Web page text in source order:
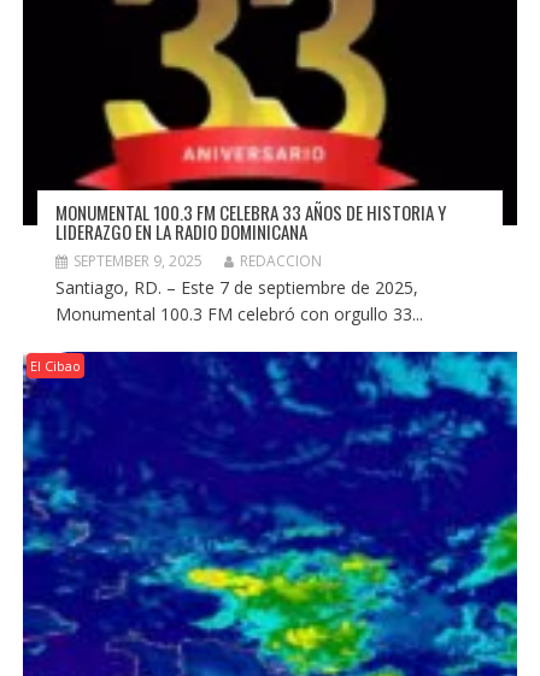
MONUMENTAL 100.3 FM CELEBRA 33 AÑOS DE HISTORIA Y
LIDERAZGO EN LA RADIO DOMINICANA
SEPTEMBER 9, 2025 REDACCION
Santiago, RD. – Este 7 de septiembre de 2025,
Monumental 100.3 FM celebró con orgullo 33...
El Cibao